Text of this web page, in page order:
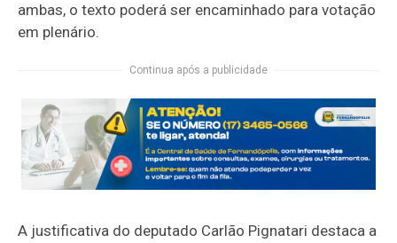
ambas, o texto poderá ser encaminhado para votação
em plenário.
Continua após a publicidade
A justificativa do deputado Carlão Pignatari destaca a